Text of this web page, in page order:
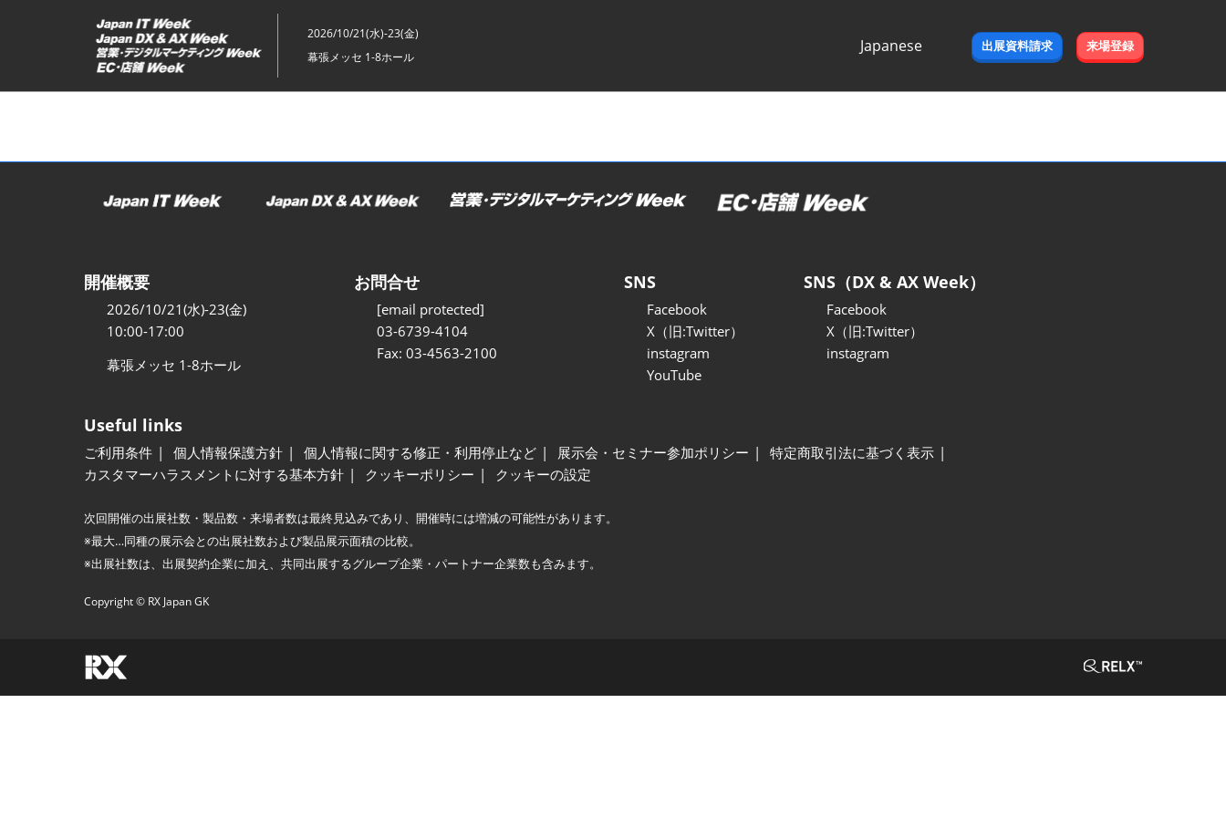
ッ
2026/10/21(水)-23(金)
幕張メッセ 1-8ホール
Japanese
出展資料請求 来場登録
開催概要
2026/10/21(水)-23(金)
10:00-17:00
幕張メッセ 1-8ホール
お問合せ
[email protected]
03-6739-4104
Fax: 03-4563-2100
SNS
Facebook
X（旧:Twitter）
instagram
YouTube
SNS（DX & AX Week）
Facebook
X（旧:Twitter）
instagram
Useful links
ご利用条件 個人情報保護方針 個人情報に関する修正・利用停止など 展示会・セミナー参加ポリシー
特定商取引法に基づく表示
カスタマーハラスメントに対する基本方針
クッキーポリシー クッキーの設定
次回開催の出展社数・製品数・来場者数は最終見込みであり、開催時には増減の可能性があります。
※最大…同種の展示会との出展社数および製品展示面積の比較。
※出展社数は、出展契約企業に加え、共同出展するグループ企業・パートナー企業数も含みます。
Copyright © RX Japan GK